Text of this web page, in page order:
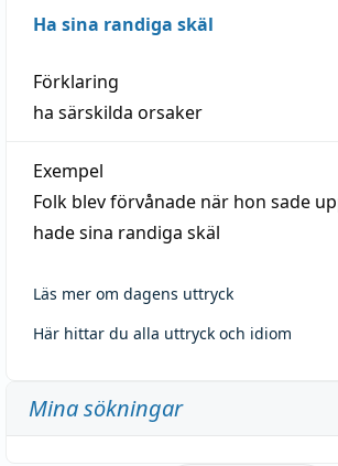
Ha sina randiga skäl
Förklaring
ha särskilda orsaker
Exempel
Folk blev förvånade när hon sade
hade sina randiga skäl
Läs mer om dagens uttryck
Här hittar du alla uttryck och idiom
Mina sökningar